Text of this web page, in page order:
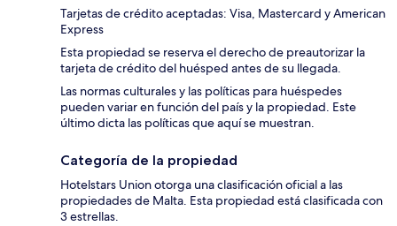
Tarjetas de crédito aceptadas: Visa, Mastercard y American
Express
Esta propiedad se reserva el derecho de preautorizar la
tarjeta de crédito del huésped antes de su llegada.
Las normas culturales y las políticas para huéspedes
pueden variar en función del país y la propiedad. Este
último dicta las políticas que aquí se muestran.
Categoría de la propiedad
Hotelstars Union otorga una clasificación oficial a las
propiedades de Malta. Esta propiedad está clasificada con
3 estrellas.